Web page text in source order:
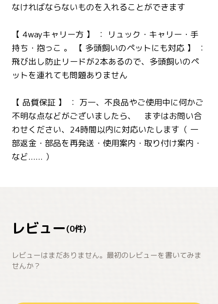
なければならないものを入れることができます
【 4wayキャリー方 】 ： リュック・キャリー・手
持ち・抱っこ 。 【 多頭飼いのペットにも対応 】 ：
飛び出し防止リードが2本あるので、多頭飼いのペ
ットを連れても問題ありません
【 品質保証 】 ： 万一、不良品やご使用中に何かご
不明な点などがございましたら、 まずはお問い合
わせください、24時間以内に対応いたします（ 一
部返金・部品を再発送・使用案内・取り付け案内・
など...... ）
レビュー(0件)
レビューはまだありません。最初のレビューを書いてみま
せんか？